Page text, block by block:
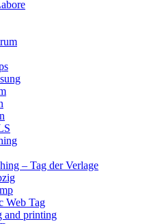
– Tag der Verlage
Web Tag
and printing